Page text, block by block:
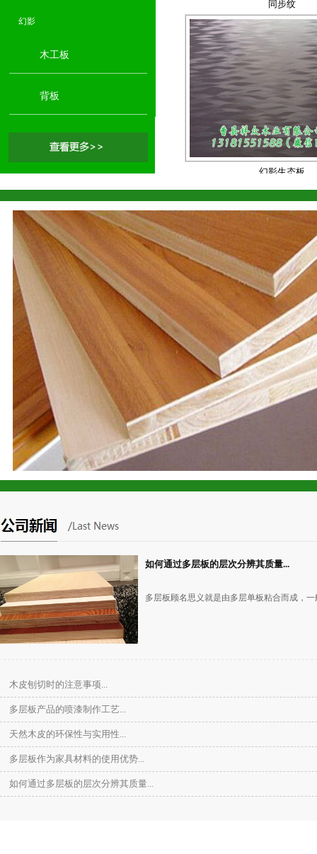
幻影
木工板
背板
幻影生态板
同步纹
如何通过多层板的层次分辨其质量...
多层板顾名思义就是由多层单板粘合而成，
木皮刨切时的注意事项...
多层板产品的喷漆制作工艺...
天然木皮的环保性与实用性...
多层板作为家具材料的使用优势...
如何通过多层板的层次分辨其质量...